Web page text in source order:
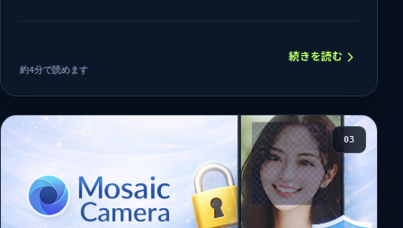
約4分で読めます
続きを読む
03